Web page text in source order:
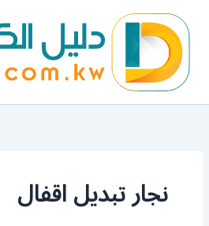
المحتوى
نجار تبديل اقفال